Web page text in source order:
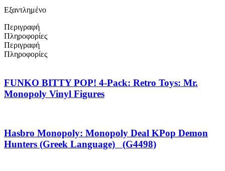
Εξαντλημένο
Περιγραφή
Πληροφορίες
Περιγραφή
Πληροφορίες
FUNKO BITTY POP! 4-Pack: Retro Toys: Mr.
Monopoly Vinyl Figures
Hasbro Monopoly: Monopoly Deal KPop Demon
Hunters (Greek Language) (G4498)